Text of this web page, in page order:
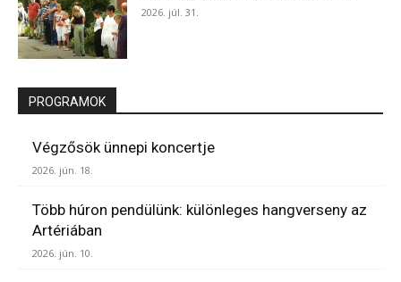
2026. júl. 31.
PROGRAMOK
Végzősök ünnepi koncertje
2026. jún. 18.
Több húron pendülünk: különleges hangverseny az
Artériában
2026. jún. 10.